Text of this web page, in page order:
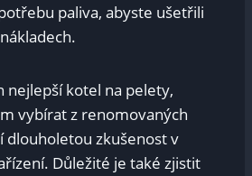
paliva, abyste ušetřili
nejlepší kotel na pelety,
vybírat z renomovaných
dlouholetou zkušenost v
Důležité je také zjistit